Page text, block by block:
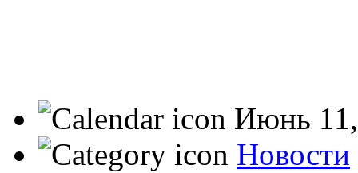
Июнь
Новости